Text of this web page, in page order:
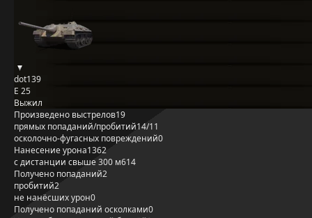
dot139
E 25
Выжил
Произведено выстрелов19
прямых попаданий/пробитий14/11
осколочно-фугасных повреждений0
Нанесение урона1362
с дистанции свыше 300 м614
Получено попаданий2
пробитий2
не нанёсших урон0
Получено попаданий осколками0